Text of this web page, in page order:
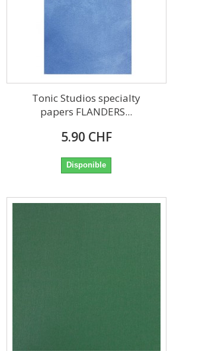
Tonic Studios specialty
papers FLANDERS...
5.90 CHF
Disponible